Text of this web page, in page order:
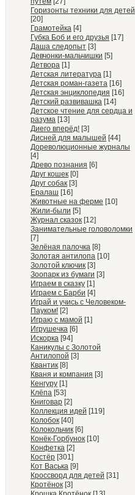
Горизонты техники для детей
[20]
Грамотейка [4]
Губка Боб и его друзья [17]
Даша следопыт [3]
Девчонки-мальчишки [5]
Детвора [1]
Детская литература [1]
Детская роман-газета [16]
Детская энциклопедия [16]
Детский развивашка [14]
Детское чтение для сердца и
разума [13]
Диего вперёд! [3]
Дисней для малышей [44]
Дореволюционные журналы
[4]
Древо познания [6]
Друг кошек [0]
Друг собак [3]
Ералаш [16]
Животные на ферме [10]
Жили-были [5]
Журнал сказок [12]
Занимательные головоломки
[7]
Зелёная палочка [8]
Золотая антилопа [10]
Золотой ключик [3]
Зоопарк из бумаги [3]
Играем в сказку [1]
Играем с Барби [4]
Играй и учись с Человеком-
Пауком! [2]
Играю с мамой [1]
Игрушечка [6]
Искорка [94]
Каникулы с Золотой
Антилопой [3]
Квантик [8]
Кваня и компания [3]
Кенгуру [1]
Клёпа [53]
Книговар [2]
Коллекция идей [119]
Колобок [40]
Колокольчик [6]
Конёк-Горбунок [10]
Конфетка [2]
Костёр [301]
Кот Васька [9]
Кроссворд для детей [31]
Кротёнок [3]